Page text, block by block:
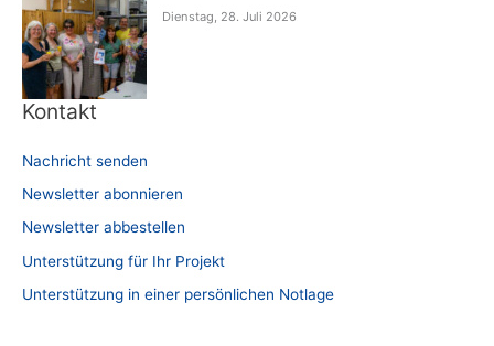
Dienstag, 28. Juli 2026
Kontakt
Nachricht senden
Newsletter abonnieren
Newsletter abbestellen
Unterstützung für Ihr Projekt
Unterstützung in einer persönlichen Notlage